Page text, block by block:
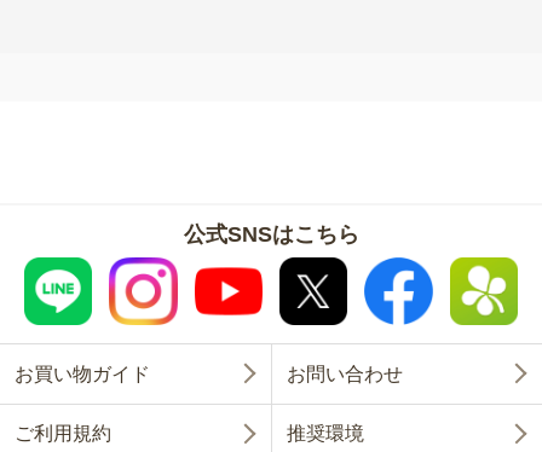
公式SNSはこちら
お買い物ガイド お問い合わせ
ご利用規約 推奨環境